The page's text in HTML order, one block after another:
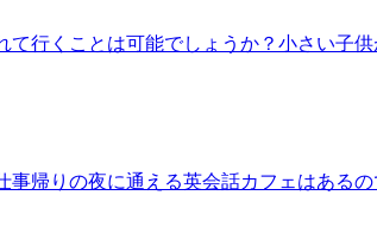
行くことは可能でしょうか？小さい子
帰りの夜に通える英会話カフェはある